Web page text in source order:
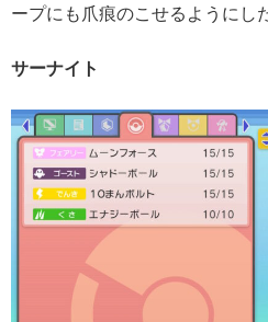
ープにも爪痕のこせるようにし
サーナイト